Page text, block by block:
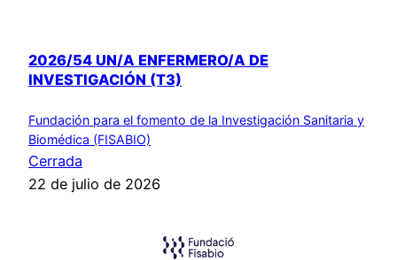
2026/54 UN/A ENFERMERO/A DE
INVESTIGACIÓN (T3)
Fundación para el fomento de la Investigación Sanitaria y
Biomédica (FISABIO)
Cerrada
22 de julio de 2026